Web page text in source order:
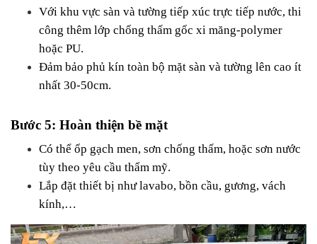
Với khu vực sàn và tường tiếp xúc trực tiếp nước, thi
công thêm lớp chống thấm gốc xi măng-polymer
hoặc PU.
Đảm bảo phủ kín toàn bộ mặt sàn và tường lên cao ít
nhất 30-50cm.
Bước 5: Hoàn thiện bề mặt
Có thể ốp gạch men, sơn chống thấm, hoặc sơn nước
tùy theo yêu cầu thẩm mỹ.
Lắp đặt thiết bị như lavabo, bồn cầu, gương, vách
kính,…